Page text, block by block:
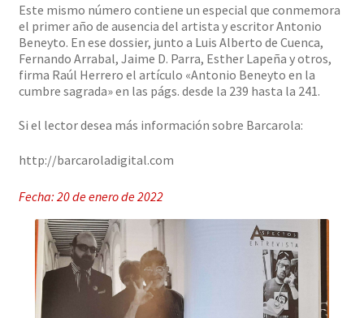
Este mismo número contiene un especial que conmemora
el primer año de ausencia del artista y escritor Antonio
Beneyto. En ese dossier, junto a Luis Alberto de Cuenca,
Fernando Arrabal, Jaime D. Parra, Esther Lapeña y otros,
firma Raúl Herrero el artículo «Antonio Beneyto en la
cumbre sagrada» en las págs. desde la 239 hasta la 241.
Si el lector desea más información sobre Barcarola:
http://barcaroladigital.com
Fecha: 20 de enero de 2022